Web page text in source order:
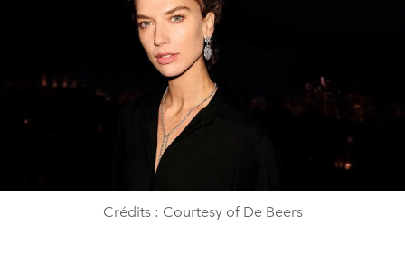
Crédits : Courtesy of De Beers